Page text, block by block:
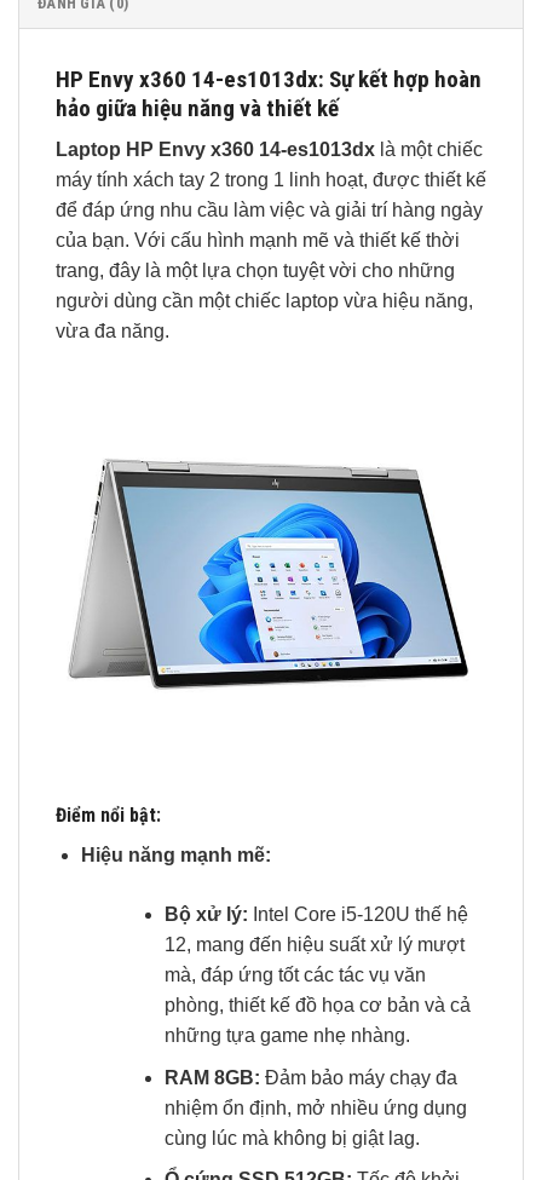
HP Envy x360 14-es1013dx: Sự kết hợp hoàn
hảo giữa hiệu năng và thiết kế
Laptop HP Envy x360 14-es1013dx là một chiếc
máy tính xách tay 2 trong 1 linh hoạt, được thiết kế
để đáp ứng nhu cầu làm việc và giải trí hàng ngày
của bạn. Với cấu hình mạnh mẽ và thiết kế thời
trang, đây là một lựa chọn tuyệt vời cho những
người dùng cần một chiếc laptop vừa hiệu năng,
vừa đa năng.
Điểm nổi bật:
Hiệu năng mạnh mẽ:
Bộ xử lý: Intel Core i5-120U thế hệ
12, mang đến hiệu suất xử lý mượt
mà, đáp ứng tốt các tác vụ văn
phòng, thiết kế đồ họa cơ bản và cả
những tựa game nhẹ nhàng.
RAM 8GB: Đảm bảo máy chạy đa
nhiệm ổn định, mở nhiều ứng dụng
cùng lúc mà không bị giật lag.